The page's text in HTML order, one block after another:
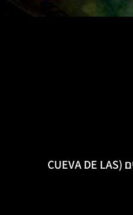
הפארק הלאומי מערת הפלאים (CUEVA DE LAS